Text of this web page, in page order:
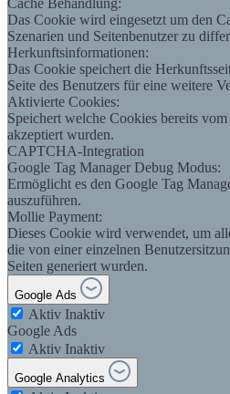
Cache Behandlung:
Das Cookie wird eingesetzt um den
Szenarien und Seitenbenutzer zu
Herkunftsinformationen:
Das Cookie speichert die
Seite des Benutzers für eine weitere
Aktivierte Cookies:
Speichert welche Cookies bereits
akzeptiert wurden.
CAPTCHA-Integration
Google Tag Manager Debug Modus:
Ermöglicht es den Google Tag
auszuführen.
Mollie Payment:
Dieses Cookie wird verwendet, um
die von einer einzelnen
Seiten generiert wurden.
Google Ads
Aktiv Inaktiv
Google Ads
Aktiv Inaktiv
Google Analytics